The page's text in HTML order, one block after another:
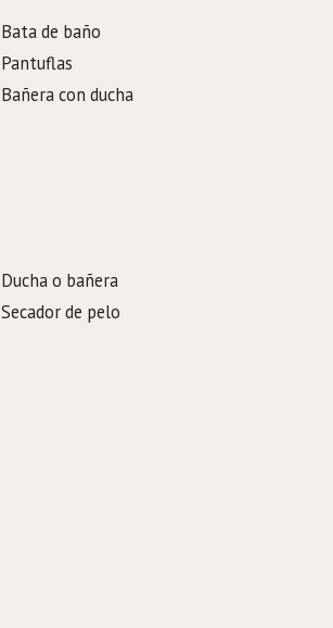
Bata de baño
Pantuflas
Bañera con ducha
Ducha o bañera
Secador de pelo